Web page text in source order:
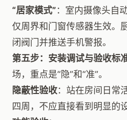
“居家模式”：室内摄像头自
仅周界和门窗传感器生效。
闭阀门并推送手机警报。
第五步：安装调试与验收标
场，重点是“隐”和“准”。
隐蔽性验收：站在房间日常
四周，不应直接看到明显的